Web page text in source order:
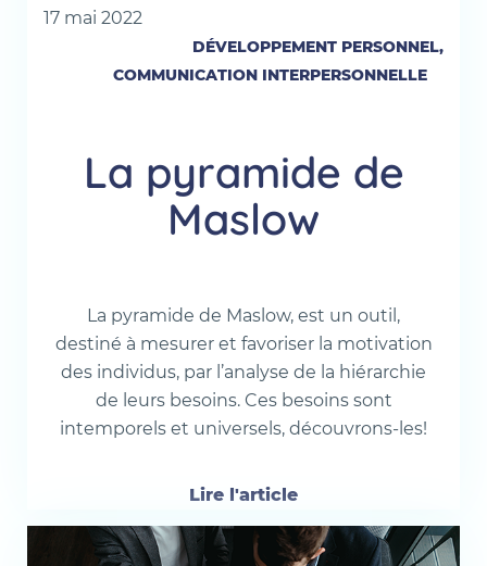
17 mai 2022
DÉVELOPPEMENT PERSONNEL,
COMMUNICATION INTERPERSONNELLE
La pyramide de
Maslow
La pyramide de Maslow, est un outil,
destiné à mesurer et favoriser la motivation
des individus, par l’analyse de la hiérarchie
de leurs besoins. Ces besoins sont
intemporels et universels, découvrons-les!
Lire l'article